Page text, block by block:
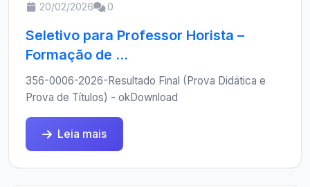
20/02/2026 0
Seletivo para Professor Horista –
Formação de ...
356-0006-2026-Resultado Final (Prova Didática e
Prova de Títulos) - okDownload
Leia mais